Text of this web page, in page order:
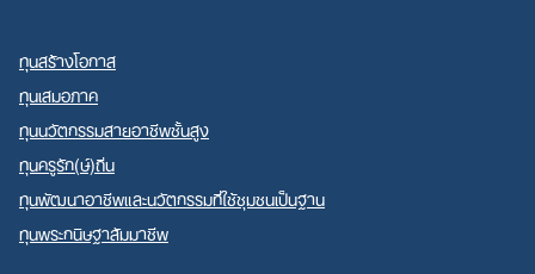
ทุนสร้างโอกาส
ทุนเสมอภาค
ทุนนวัตกรรมสายอาชีพชั้นสูง
ทุนครูรัก(ษ์)ถิ่น
ทุนพัฒนาอาชีพและนวัตกรรมที่ใช้ชุมชนเป็นฐาน
ทุนพระกนิษฐาสัมมาชีพ